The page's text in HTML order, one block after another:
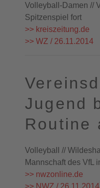
Volleyball-Damen //
Spitzenspiel fort
>> kreiszeitung.de
>> WZ / 26.11.2014
Jugend
Routine
Volleyball //
Mannschaft des VfL
>> nwzonline.de
>> NWZ / 26.11.2014